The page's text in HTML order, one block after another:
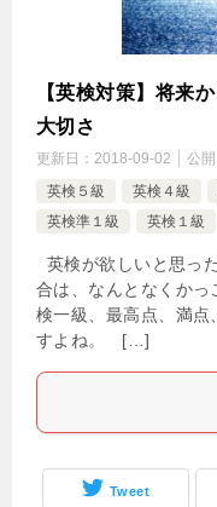
【英検対策】将来
大切さ
更新日： 2018-09-02 公開
英検５級
英検４級
英検準１級
英検１級
英検が欲しいと思っ
合は、なんとなくか
検一級、最高点、満
すよね。 […]
Tweet